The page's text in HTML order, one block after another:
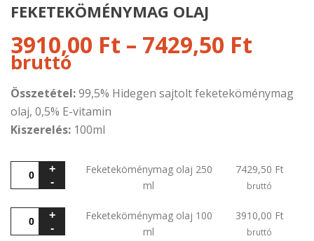
FEKETEKÖMÉNYMAG OLAJ
3910,00 Ft – 7429,50 Ft
bruttó
Összetétel:99,5% Hidegen sajtolt feketeköménymag
olaj, 0,5% E-vitamin
Kiszerelés: 100ml
Feketeköménymag
olaj
quantity
Feketeköménymag olaj 250
ml
7429,50 Ft
bruttó
Feketeköménymag
olaj
Feketeköménymag olaj 100
ml
3910,00 Ft
bruttó